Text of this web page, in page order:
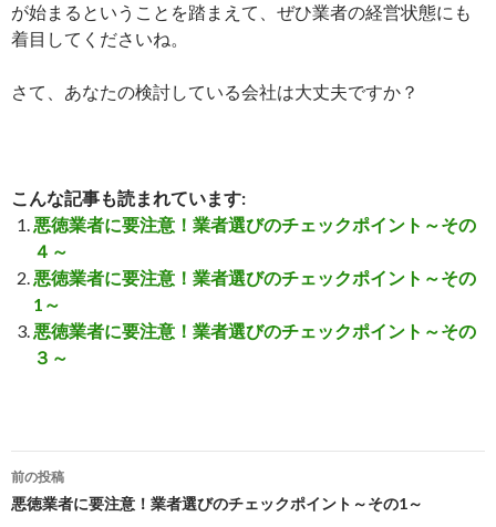
が始まるということを踏まえて、ぜひ業者の経営状態にも
着目してくださいね。
さて、あなたの検討している会社は大丈夫ですか？
こんな記事も読まれています:
悪徳業者に要注意！業者選びのチェックポイント～その
４～
悪徳業者に要注意！業者選びのチェックポイント～その
1～
悪徳業者に要注意！業者選びのチェックポイント～その
３～
投
稿
前の投稿
悪徳業者に要注意！業者選びのチェックポイント～その1～